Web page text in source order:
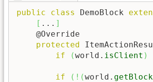
public class DemoBlock
[ ... ]
    @Override
protected
if
(world. isClient )
if ( ! (world.